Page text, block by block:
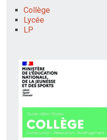
Collège
Lycée
LP